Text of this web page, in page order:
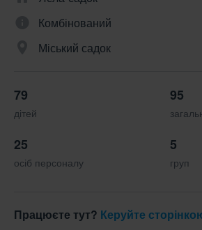
Комбінований
Міський садок
79
дітей
95
25
осіб персоналу
5
груп
Працюєте тут? Керуйте